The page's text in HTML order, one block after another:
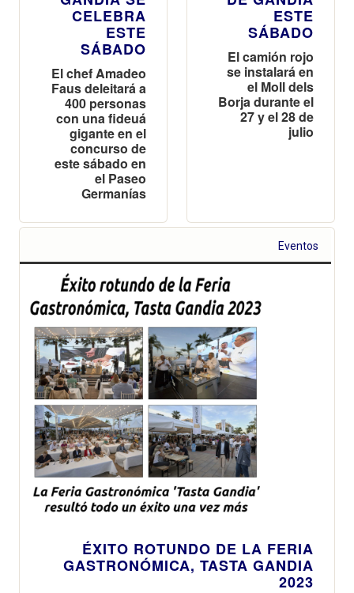
CELEBRA
ESTE
SÁBADO
El chef Amadeo
Faus deleitará a
400 personas
con una fideuá
gigante en el
concurso de
este sábado en
el Paseo
Germanías
ESTE
SÁBADO
El camión rojo
se instalará en
el Moll dels
Borja durante el
27 y el 28 de
julio
Eventos
ÉXITO ROTUNDO DE LA FERIA
GASTRONÓMICA, TASTA GANDIA
2023